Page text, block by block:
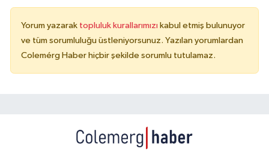
Yorum yazarak topluluk kurallarımızı kabul etmiş bulunuyor
ve tüm sorumluluğu üstleniyorsunuz. Yazılan yorumlardan
Colemérg Haber hiçbir şekilde sorumlu tutulamaz.